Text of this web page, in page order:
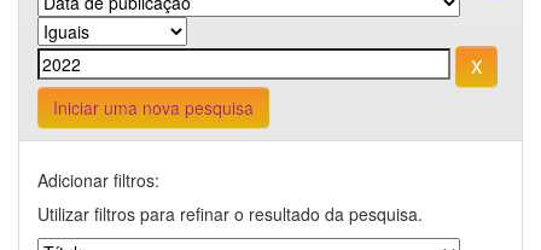
Iniciar uma nova pesquisa
Adicionar filtros:
Utilizar filtros para refinar o resultado da pesquisa.